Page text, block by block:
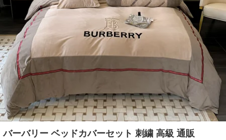
バーバリー ベッドカバーセット 刺繍 高級 通販